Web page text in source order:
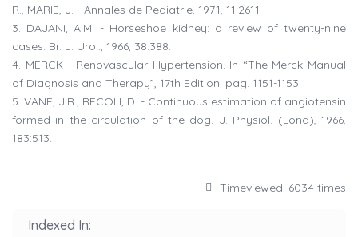
R., MARIE, J. - Annales de Pediatrie, 1971, 11:2611.
3. DAJANI, A.M. - Horseshoe kidney: a review of twenty-nine
cases. Br. J. Urol., 1966, 38:388.
4. MERCK - Renovascular Hypertension. In “The Merck Manual
of Diagnosis and Therapy”, 17th Edition. pag. 1151-1153.
5. VANE, J.R., RECOLI, D. - Continuous estimation of angiotensin
formed in the circulation of the dog. J. Physiol. (Lond), 1966,
183:513.
Timeviewed: 6034 times
Indexed In: